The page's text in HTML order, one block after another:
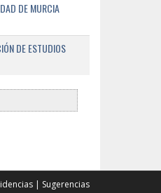
DE MURCIA
DE ESTUDIOS
Sugerencias